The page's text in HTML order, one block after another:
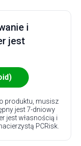
i
jest
produktu, musisz
jest 7-dniowy
jest własnością i
PCRisk.